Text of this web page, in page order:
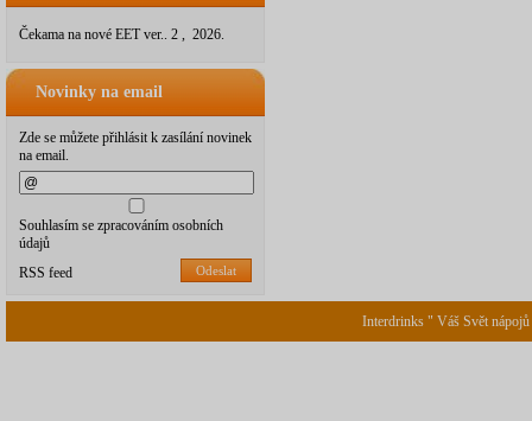
Čekama na nové EET ver.. 2 , 2026.
Novinky na email
Zde se můžete přihlásit k zasílání novinek
na email.
Souhlasím se zpracováním osobních
údajů
Odeslat
RSS feed
Interdrinks " Váš Svět